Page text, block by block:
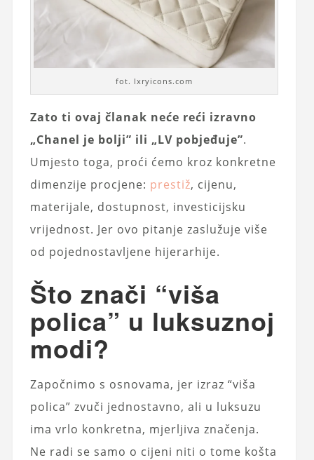
fot. lxryicons.com
Zato ti ovaj članak neće reći izravno
„Chanel je bolji” ili „LV pobjeđuje”.
Umjesto toga, proći ćemo kroz konkretne
dimenzije procjene: prestiž, cijenu,
materijale, dostupnost, investicijsku
vrijednost. Jer ovo pitanje zaslužuje više
od pojednostavljene hijerarhije.
Što znači “viša
polica” u luksuznoj
modi?
Započnimo s osnovama, jer izraz “viša
polica” zvuči jednostavno, ali u luksuzu
ima vrlo konkretna, mjerljiva značenja.
Ne radi se samo o cijeni niti o tome košta